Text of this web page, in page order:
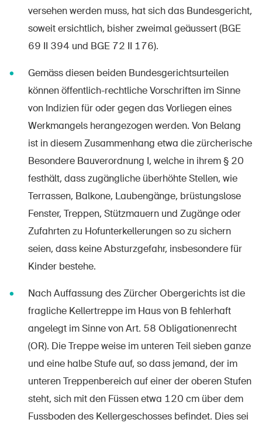
versehen werden muss, hat sich das Bundesgericht,
soweit ersichtlich, bisher zweimal geäussert (BGE
69 II 394 und BGE 72 II 176).
Gemäss diesen beiden Bundesgerichtsurteilen
können öffentlich-rechtliche Vorschriften im Sinne
von Indizien für oder gegen das Vorliegen eines
Werkmangels herangezogen werden. Von Belang
ist in diesem Zusammenhang etwa die zürcherische
Besondere Bauverordnung I, welche in ihrem § 20
festhält, dass zugängliche überhöhte Stellen, wie
Terrassen, Balkone, Laubengänge, brüstungslose
Fenster, Treppen, Stützmauern und Zugänge oder
Zufahrten zu Hofunterkellerungen so zu sichern
seien, dass keine Absturzgefahr, insbesondere für
Kinder bestehe.
Nach Auffassung des Zürcher Obergerichts ist die
fragliche Kellertreppe im Haus von B fehlerhaft
angelegt im Sinne von Art. 58 Obligationenrecht
(OR). Die Treppe weise im unteren Teil sieben ganze
und eine halbe Stufe auf, so dass jemand, der im
unteren Treppenbereich auf einer der oberen Stufen
steht, sich mit den Füssen etwa 120 cm über dem
Fussboden des Kellergeschosses befindet. Dies sei